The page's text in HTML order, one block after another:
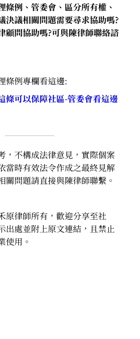
條例、管委會、區分所有權、
決議相關問題需要尋求協助嗎?
顧問協助嗎?可與陳律師聯絡諮
條例專欄看這邊:
條可以保障社區-管委會看這邊
，不構成法律意見，實際個案
當時有效法令作成之最終見解
關問題請直接與陳律師聯繫。
原律師所有，歡迎分享至社
出處並附上原文連結，且禁止
使用。